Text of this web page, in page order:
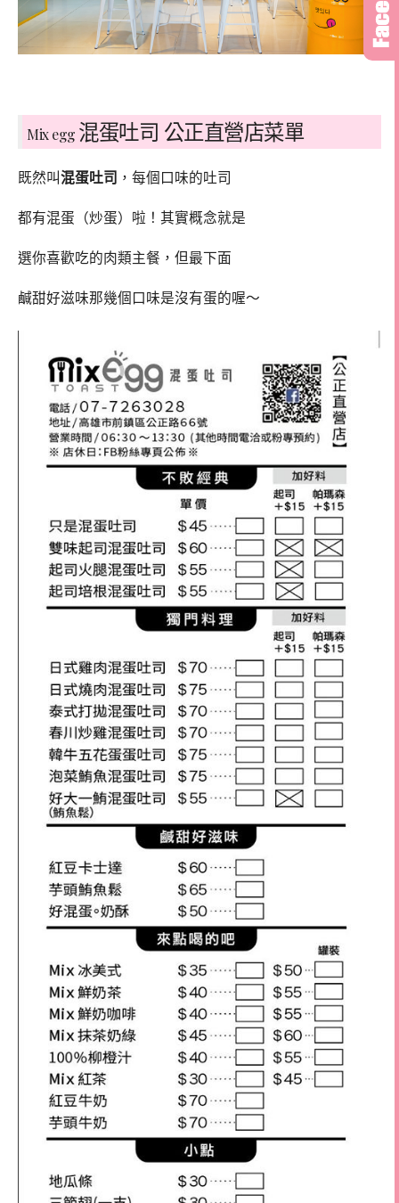
Mix egg 混蛋吐司 公正直營店菜單
既然叫混蛋吐司 ，每個口味的吐司
都有混蛋（炒蛋）啦！其實概念就是
選你喜歡吃的肉類主餐，但最下面
鹹甜好滋味那幾個口味是沒有蛋的喔～